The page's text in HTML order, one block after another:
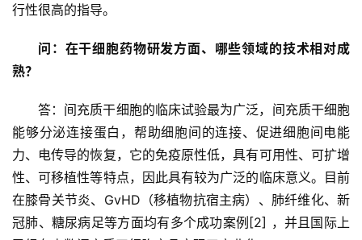
行性很高的指导。
问：在干细胞药物研发方面、哪些领域的技术相对成
熟？
答：间充质干细胞的临床试验最为广泛，间充质干细胞
能够分泌连接蛋白，帮助细胞间的连接、促进细胞间电能
力、电传导的恢复，它的免疫原性低，具有可用性、可扩增
性、可移植性等特点，因此具有较为广泛的临床意义。目前
在膝骨关节炎、GvHD（移植物抗宿主病）、肺纤维化、新
冠肺、糖尿病足等方面均有多个成功案例[2] ，并且国际上